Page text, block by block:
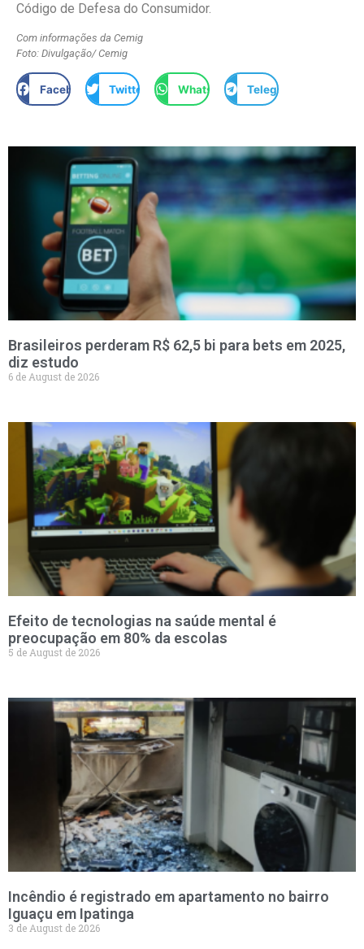
Código de Defesa do Consumidor.
Com informações da Cemig
Foto: Divulgação/ Cemig
Facebook Twitter WhatsApp Telegram
Brasileiros perderam R$ 62,5 bi para bets em 2025,
diz estudo
6 de August de 2026
Efeito de tecnologias na saúde mental é
preocupação em 80% da escolas
5 de August de 2026
Incêndio é registrado em apartamento no bairro
Iguaçu em Ipatinga
3 de August de 2026